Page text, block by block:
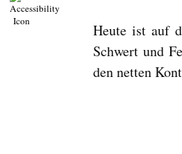
Heute ist auf
Schwert und
den netten